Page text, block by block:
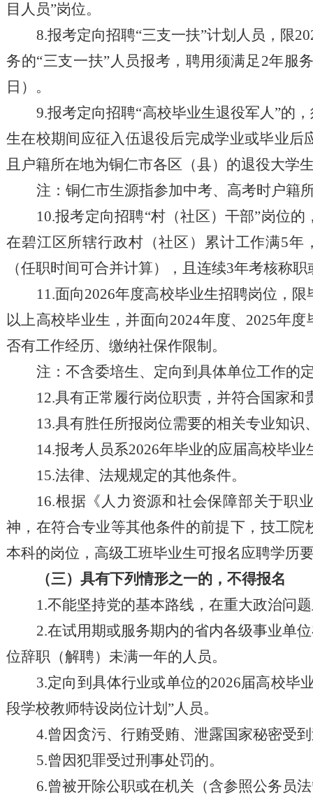
目人员”岗位。
8.报考定向招聘“三支一扶”计划人员，限
务的“三支一扶”人员报考，聘用须满足2年服
日）。
9.报考定向招聘“高校毕业生退役军人”的
生在校期间应征入伍退役后完成学业或毕业后
且户籍所在地为铜仁市各区（县）的退役大学
注：铜仁市生源指参加中考、高考时户籍
10.报考定向招聘“村（社区）干部”岗位
在碧江区所辖行政村（社区）累计工作满5年
（任职时间可合并计算），且连续3年考核称职
11.面向2026年度高校毕业生招聘岗位，
以上高校毕业生，并面向2024年度、2025年
否有工作经历、缴纳社保作限制。
注： 不含委培生、定向到具体单位工作的
12.具有正常履行岗位职责，并符合国家
13.具有胜任所报岗位需要的相关专业知
14.报考人员系2026年毕业的应届高校毕业
15.法律、法规规定的其他条件。
16.根据 《人力资源和社会保障部关于职
神，在符合专业等其他条件的前提下，技工
本科的岗位，高级工班毕业生可报名应聘学历
（三）具有下列情形之一的，不得报名
1.不能坚持党的基本路线，在重大政治问
2.在试用期或服务期内的省内各级事业单
位辞职（解聘）未满一年的人员。
3.定向到具体行业或单位的2026届高校毕
段学校教师特设岗位计划”人员。
4.曾因贪污、行贿受贿、泄露国家秘密受
5.曾因犯罪受过刑事处罚的。
6.曾被开除公职或在机关（含参照公务员